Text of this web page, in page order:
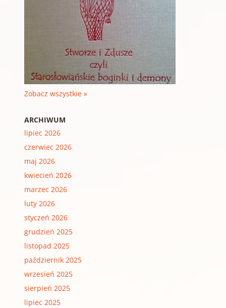
Zobacz wszystkie »
ARCHIWUM
lipiec 2026
czerwiec 2026
maj 2026
kwiecień 2026
marzec 2026
luty 2026
styczeń 2026
grudzień 2025
listopad 2025
październik 2025
wrzesień 2025
sierpień 2025
lipiec 2025